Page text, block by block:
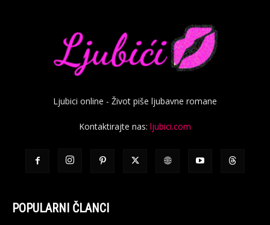
Ljubici online - Život piše ljubavne romane
Kontaktirajte nas: ljubici.com
POPULARNI ČLANCI